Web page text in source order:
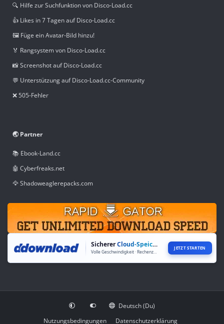
🔍 Hilfe zur Suchfunktion von Disco-Load.cc
👍 Likes in 7 Tagen auf Disco-Load.cc
🖼️ Füge ein Avatar-Bild hinzu!
🏅 Rangsystem von Disco-Load.cc
📸 Screenshot auf Disco-Load.cc
💬 Unterstützung auf Disco-Load.cc-Community
❌ 505-Fehler
🌏 Partner
📚 Ebook-Land.cc
🤖 Cyberfreaks.net
🦅 Shadoweaglerepacks.com
SichererCloud-Speicher JETZT STARTEN
Deutsch (Du)
Nutzungsbedingungen
Datenschutzerklärung